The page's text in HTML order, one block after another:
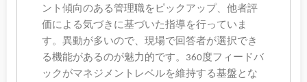
ント傾向のある管理職をピックアップ、他者評
価による気づきに基づいた指導を行っていま
す。異動が多いので、現場で回答者が選択でき
る機能があるのが魅力的です。360度フィードバ
ックがマネジメントレベルを維持する基盤とな